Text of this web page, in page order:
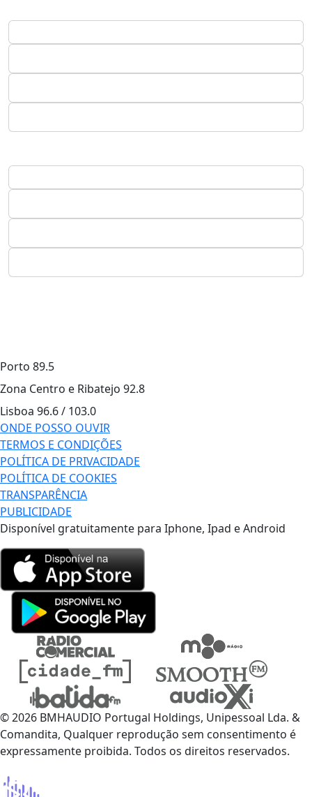
Porto 89.5
Zona Centro e Ribatejo 92.8
Lisboa 96.6 / 103.0
ONDE POSSO OUVIR
TERMOS E CONDIÇÕES
POLÍTICA DE PRIVACIDADE
POLÍTICA DE COOKIES
TRANSPARÊNCIA
PUBLICIDADE
Disponível gratuitamente para Iphone, Ipad e Android
© 2026 BMHAUDIO Portugal Holdings, Unipessoal Lda. &
Comandita, Qualquer reprodução sem consentimento é
expressamente proibida. Todos os direitos reservados.